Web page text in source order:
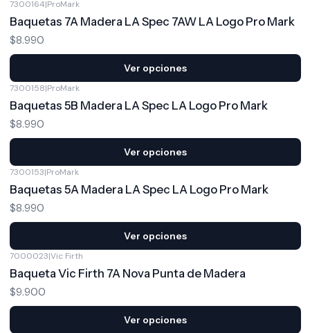
7300164|ProMark
Baquetas 7A Madera LA Spec 7AW LA Logo Pro Mark
$8.990
Ver opciones
7300158|ProMark
Baquetas 5B Madera LA Spec LA Logo Pro Mark
$8.990
Ver opciones
7300153|ProMark
Baquetas 5A Madera LA Spec LA Logo Pro Mark
$8.990
Ver opciones
7000023|Vic Firth
Baqueta Vic Firth 7A Nova Punta de Madera
$9.900
Ver opciones